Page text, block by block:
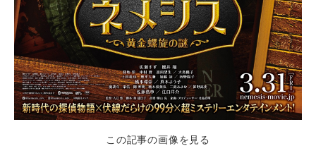
この記事の画像を見る